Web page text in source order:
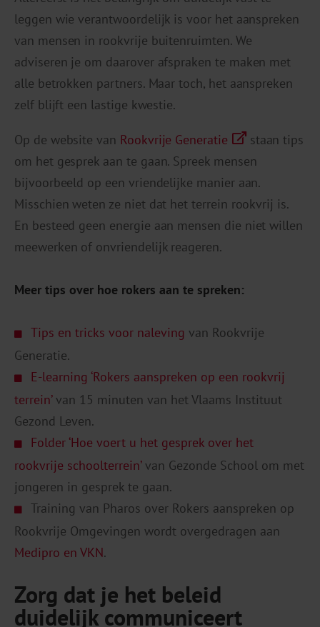
leggen wie verantwoordelijk is voor het aanspreken
van mensen in rookvrije buitenruimten. We
adviseren je om daarover afspraken te maken met
alle betrokken partners. Maar toch, het aanspreken
zelf blijft een lastige kwestie.
Op de website van Rookvrije Generatie
staan tips
om het gesprek aan te gaan. Spreek mensen
bijvoorbeeld op een vriendelijke manier aan.
Misschien weten ze niet dat het terrein rookvrij is.
En besteed geen energie aan mensen die niet willen
meewerken of onvriendelijk reageren.
Meer tips over hoe rokers aan te spreken:
Tips en tricks voor naleving van Rookvrije
Generatie.
E-learning ‘Rokers aanspreken op een rookvrij
terrein’van 15 minuten van het Vlaams Instituut
Gezond Leven.
Folder ‘Hoe voert u het gesprek over het
rookvrije schoolterrein’van Gezonde School om met
jongeren in gesprek te gaan.
Training van Pharos over Rokers aanspreken op
Rookvrije Omgevingen wordt overgedragen aan
Medipro en VKN.
Zorg dat je het beleid
duidelijk communiceert